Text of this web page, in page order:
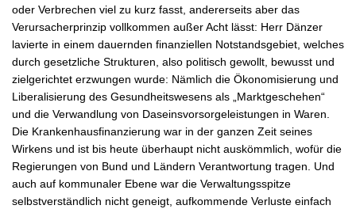
oder Verbrechen viel zu kurz fasst, andererseits aber das
Verursacherprinzip vollkommen außer Acht lässt: Herr Dänzer
lavierte in einem dauernden finanziellen Notstandsgebiet, welches
durch gesetzliche Strukturen, also politisch gewollt, bewusst und
zielgerichtet erzwungen wurde: Nämlich die Ökonomisierung und
Liberalisierung des Gesundheitswesens als „Marktgeschehen“
und die Verwandlung von Daseinsvorsorgeleistungen in Waren.
Die Krankenhausfinanzierung war in der ganzen Zeit seines
Wirkens und ist bis heute überhaupt nicht auskömmlich, wofür die
Regierungen von Bund und Ländern Verantwortung tragen. Und
auch auf kommunaler Ebene war die Verwaltungsspitze
selbstverständlich nicht geneigt, aufkommende Verluste einfach